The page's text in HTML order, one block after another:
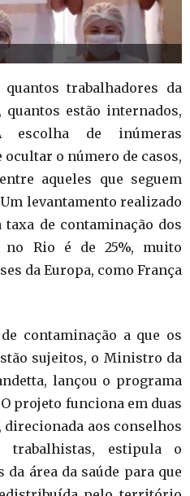
trabalhadores da
quantos estão internados,
escolha de inúmeras
o número de casos,
aqueles que seguem
levantamento realizado
taxa de contaminação dos
no Rio é de 25%, muito
da Europa, como França
contaminação a que os
sujeitos, o Ministro da
lançou o programa
projeto funciona em duas
aos conselhos
trabalhistas, estipula o
área da saúde para que